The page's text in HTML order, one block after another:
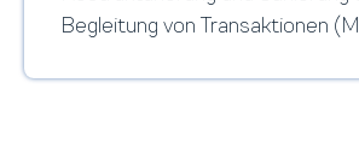
Begleitung von Transaktionen